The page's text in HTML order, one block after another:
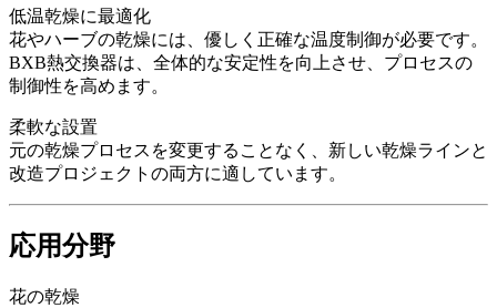
低温乾燥に最適化
花やハーブの乾燥には、優しく正確な温度制御が必要です。
BXB熱交換器は、全体的な安定性を向上させ、プロセスの
制御性を高めます。
柔軟な設置
元の乾燥プロセスを変更することなく、新しい乾燥ラインと
改造プロジェクトの両方に適しています。
応用分野
花の乾燥